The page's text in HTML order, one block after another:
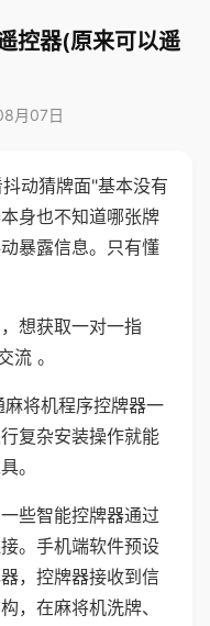
控器(原来可以遥
月07日
动猜牌面"基本没有
身也不知道哪张牌
暴露信息。只有懂
想获取一对一指
流 。
将机程序控牌器一
复杂安装操作就能
。
些智能控牌器通过
。手机端软件预设
，控牌器接收到信
，在麻将机洗牌、